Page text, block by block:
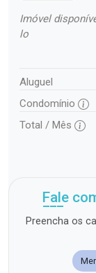
Imóvel
lo
Aluguel
Condomínio
Total / Mês
Fale
Preencha os